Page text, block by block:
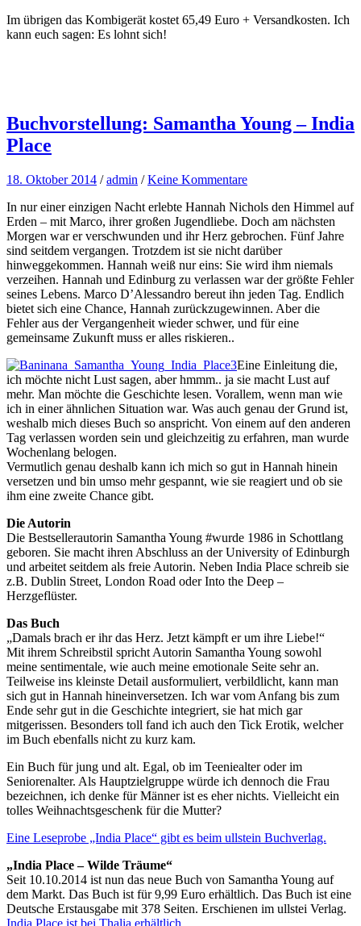
Im übrigen das Kombigerät kostet 65,49 Euro + Versandkosten. Ich
kann euch sagen: Es lohnt sich!
Buchvorstellung: Samantha Young – India
Place
18. Oktober 2014 /admin /Keine Kommentare
In nur einer einzigen Nacht erlebte Hannah Nichols den Himmel auf
Erden – mit Marco, ihrer großen Jugendliebe. Doch am nächsten
Morgen war er verschwunden und ihr Herz gebrochen. Fünf Jahre
sind seitdem vergangen. Trotzdem ist sie nicht darüber
hinweggekommen. Hannah weiß nur eins: Sie wird ihm niemals
verzeihen. Hannah und Edinburg zu verlassen war der größte Fehler
seines Lebens. Marco D’Alessandro bereut ihn jeden Tag. Endlich
bietet sich eine Chance, Hannah zurückzugewinnen. Aber die
Fehler aus der Vergangenheit wieder schwer, und für eine
gemeinsame Zukunft muss er alles riskieren..
Eine Einleitung die,
ich möchte nicht Lust sagen, aber hmmm.. ja sie macht Lust auf
mehr. Man möchte die Geschichte lesen. Vorallem, wenn man wie
ich in einer ähnlichen Situation war. Was auch genau der Grund ist,
weshalb mich dieses Buch so anspricht. Von einem auf den anderen
Tag verlassen worden sein und gleichzeitig zu erfahren, man wurde
Wochenlang belogen.
Vermutlich genau deshalb kann ich mich so gut in Hannah hinein
versetzen und bin umso mehr gespannt, wie sie reagiert und ob sie
ihm eine zweite Chance gibt.
Die Autorin
Die Bestsellerautorin Samantha Young #wurde 1986 in Schottlang
geboren. Sie macht ihren Abschluss an der University of Edinburgh
und arbeitet seitdem als freie Autorin. Neben India Place schreib sie
z.B. Dublin Street, London Road oder Into the Deep –
Herzgeflüster.
Das Buch
„Damals brach er ihr das Herz. Jetzt kämpft er um ihre Liebe!“
Mit ihrem Schreibstil spricht Autorin Samantha Young sowohl
meine sentimentale, wie auch meine emotionale Seite sehr an.
Teilweise ins kleinste Detail ausformuliert, verbildlicht, kann man
sich gut in Hannah hineinversetzen. Ich war vom Anfang bis zum
Ende sehr gut in die Geschichte integriert, sie hat mich gar
mitgerissen. Besonders toll fand ich auch den Tick Erotik, welcher
im Buch ebenfalls nicht zu kurz kam.
Ein Buch für jung und alt. Egal, ob im Teeniealter oder im
Seniorenalter. Als Hauptzielgruppe würde ich dennoch die Frau
bezeichnen, ich denke für Männer ist es eher nichts. Vielleicht ein
tolles Weihnachtsgeschenk für die Mutter?
Eine Leseprobe „India Place“ gibt es beim ullstein Buchverlag.
„India Place – Wilde Träume“
Seit 10.10.2014 ist nun das neue Buch von Samantha Young auf
dem Markt. Das Buch ist für 9,99 Euro erhältlich. Das Buch ist eine
Deutsche Erstausgabe mit 378 Seiten. Erschienen im ullstei Verlag.
India Place ist bei Thalia erhältlich.